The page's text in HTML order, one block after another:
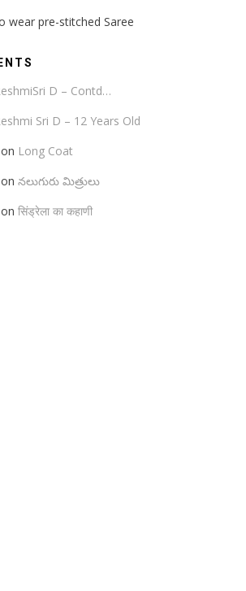
wear pre-stitched Saree
D – Contd…
Sri D – 12 Years Old
on Long Coat
on నలుగురు మిత్రులు
on सिंड्रेला का कहाणी